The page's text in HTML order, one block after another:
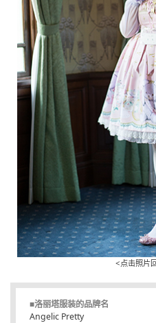
<点击照片
■洛丽塔服装的品牌名
Angelic Pretty